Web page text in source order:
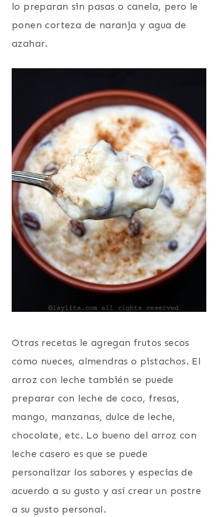
lo preparan sin pasas o canela, pero le
ponen corteza de naranja y agua de
azahar.
Otras recetas le agregan frutos secos
como nueces, almendras o pistachos. El
arroz con leche también se puede
preparar con leche de coco, fresas,
mango, manzanas, dulce de leche,
chocolate, etc. Lo bueno del arroz con
leche casero es que se puede
personalizar los sabores y especias de
acuerdo a su gusto y así crear un postre
a su gusto personal.